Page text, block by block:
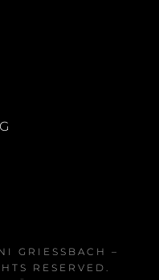
GRIESSBACH – F
RESERVED.